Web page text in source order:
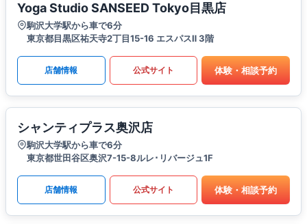
Yoga Studio SANSEED Tokyo目黒店
駒沢大学駅から車で6分
東京都目黒区祐天寺2丁目15-16 エスパスⅡ 3階
店舗情報 公式サイト 体験・相談予約
シャンティプラス奥沢店
駒沢大学駅から車で6分
東京都世田谷区奥沢7-15-8ルレ･リバージュ1F
店舗情報 公式サイト 体験・相談予約